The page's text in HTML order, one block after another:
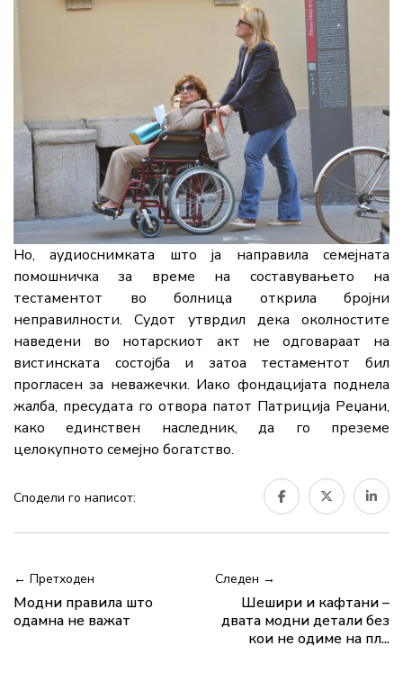
Но, аудиоснимката што ја направила семејната
помошничка за време на составувањето на
тестаментот во болница открила бројни
неправилности. Судот утврдил дека околностите
наведени во нотарскиот акт не одговараат на
вистинската состојба и затоа тестаментот бил
прогласен за неважечки. Иако фондацијата поднела
жалба, пресудата го отвора патот Патриција Реџани,
како единствен наследник, да го преземе
целокупното семејно богатство.
Сподели го написот:
← Претходен
Модни правила што
одамна не важат
Следен →
Шешири и кафтани –
двата модни детали без
кои не одиме на пл...